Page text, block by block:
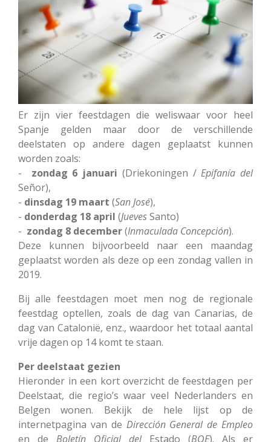
Er zijn vier feestdagen die weliswaar voor heel
Spanje gelden maar door de verschillende
deelstaten op andere dagen geplaatst kunnen
worden zoals:
- zondag 6 januari (Driekoningen /Epifanía del
Señor),
- dinsdag 19 maart (SanJosé),
- donderdag 18 april (JuevesSanto)
- zondag 8 december(Inmaculada Concepción).
Deze kunnen bijvoorbeeld naar een maandag
geplaatst worden als deze op een zondag vallen in
2019.
Bij alle feestdagen moet men nog de regionale
feestdag optellen, zoals de dag van Canarias, de
dag van Catalonië, enz., waardoor het totaal aantal
vrije dagen op 14 komt te staan.
Per deelstaat gezien
Hieronder in een kort overzicht de feestdagen per
Deelstaat, die regio’s waar veel Nederlanders en
Belgen wonen. Bekijk de hele lijst op de
internetpagina van de Dirección General de Empleo
en de Boletín Oficial delEstado (BOE). Als er